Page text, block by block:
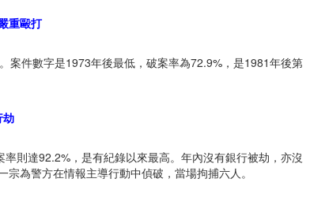
重毆打
案件數字是1973年後最低，破案率為72.9%，是1981年後第
劫
則達92.2%，是有紀錄以來最高。年內沒有銀行被劫，亦沒
為警方在情報主導行動中偵破，當場拘捕六人。